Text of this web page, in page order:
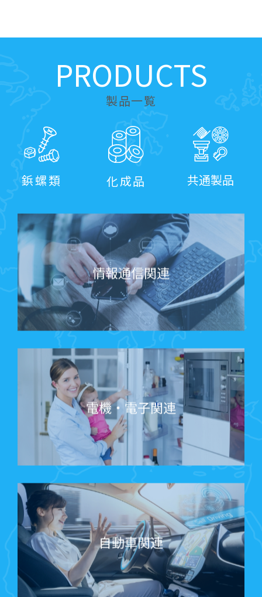
PRODUCTS
製品一覧
鋲螺類 化成品 共通製品
情報通信関連
電機・電子関連
自動車関連